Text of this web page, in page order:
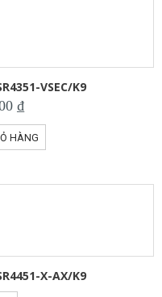
VSEC/K9
₫
HÀNG
X-AX/K9